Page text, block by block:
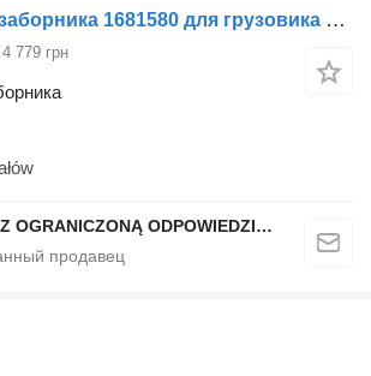
Шланг воздухозаборника 1681580 для грузовика DAF CF 65 75 85
779 грн
QINDITO SPÓŁKA Z OGRANICZONĄ ODPOWIEDZIALNOŚCIĄ